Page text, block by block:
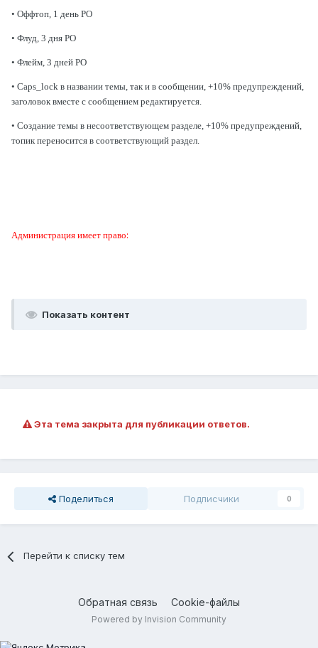
• Оффтоп, 1 день РО
• Флуд, 3 дня РО
• Флейм, 3 дней РО
• Caps_lock в названии темы, так и в сообщении, +10% предупреждений,
заголовок вместе с сообщением редактируется.
• Создание темы в несоответствующем разделе, +10% предупреждений,
топик переносится в соответствующий раздел.
Администрация имеет право:
Показать контент
Эта тема закрыта для публикации ответов.
Поделиться Подписчики 0
Перейти к списку тем
Обратная связь Cookie-файлы
Powered by Invision Community